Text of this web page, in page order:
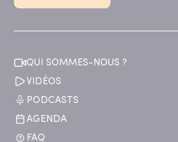
QUI SOMMES-NOUS ?
VIDÉOS
PODCASTS
AGENDA
FAQ